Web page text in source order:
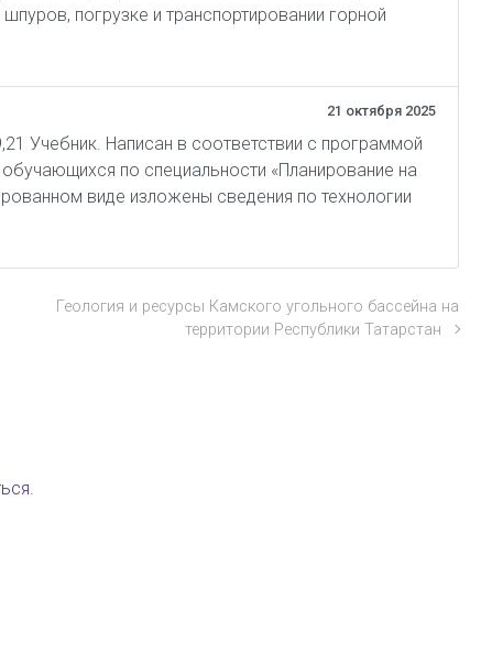
погрузке и транспортировании горной
21 октября 2025
Учебник. Написан в соответствии с программой
по специальности «Планирование на
виде изложены сведения по технологии
Геология и ресурсы Камского угольного бассейна на
территории Республики Татарстан
.